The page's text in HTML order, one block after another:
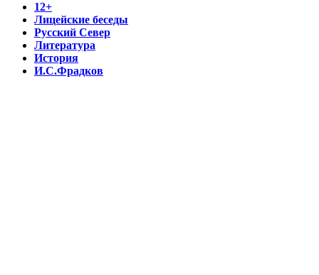
12+
Лицейские беседы
Русский Север
Литература
История
И.С.Фрадков